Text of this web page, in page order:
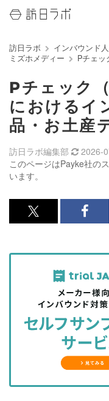
訪日ラボ インバウンド
ミズホメディー
Pチェッ
Pチェック
におけるイ
品・お土産
このページはPayke社の
います。
訪日ラボ編集部 2026-
x<br>
記
を
シ
ェ
る
記
事
を
シ
ェ
ア
す
る